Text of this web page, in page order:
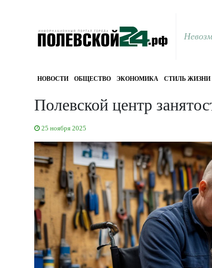
НОВОСТИ ОБЩЕСТВО ЭКОНОМИКА СТИЛЬ ЖИЗНИ
Полевской центр
25 ноября 2025